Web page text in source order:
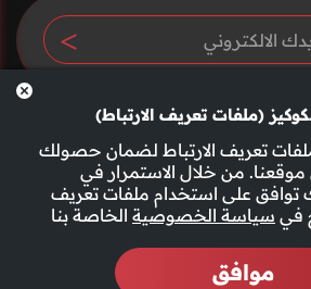
(ملفات تعريف الارتباط)
تعريف الارتباط لضمان حصولك
من خلال الاستمرار في
توافق على استخدام ملفات تعريف
في سياسة الخصوصية الخاصة بنا
موافق
الأحكام والشروط